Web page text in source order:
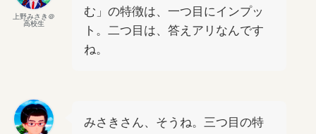
上野みさき＠
高校生
む」の特徴は、一つ目にインプッ
ト。二つ目は、答えアリなんです
ね。
みさきさん、そうね。三つ目の特